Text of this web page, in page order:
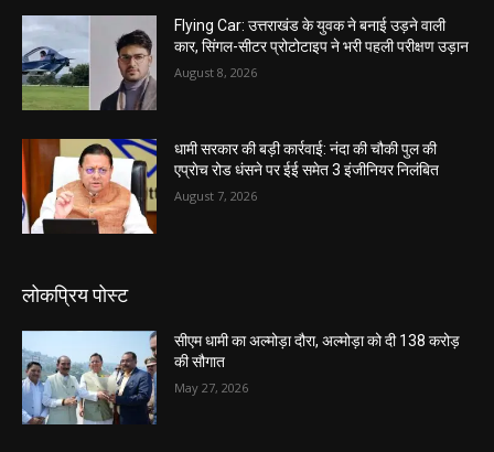
Flying Car: उत्तराखंड के युवक ने बनाई उड़ने वाली
कार, सिंगल-सीटर प्रोटोटाइप ने भरी पहली परीक्षण उड़ान
August 8, 2026
धामी सरकार की बड़ी कार्रवाई: नंदा की चौकी पुल की
एप्राेच रोड धंसने पर ईई समेत 3 इंजीनियर निलंबित
August 7, 2026
लोकप्रिय पोस्ट
सीएम धामी का अल्मोड़ा दौरा, अल्मोड़ा को दी 138 करोड़
की सौगात
May 27, 2026